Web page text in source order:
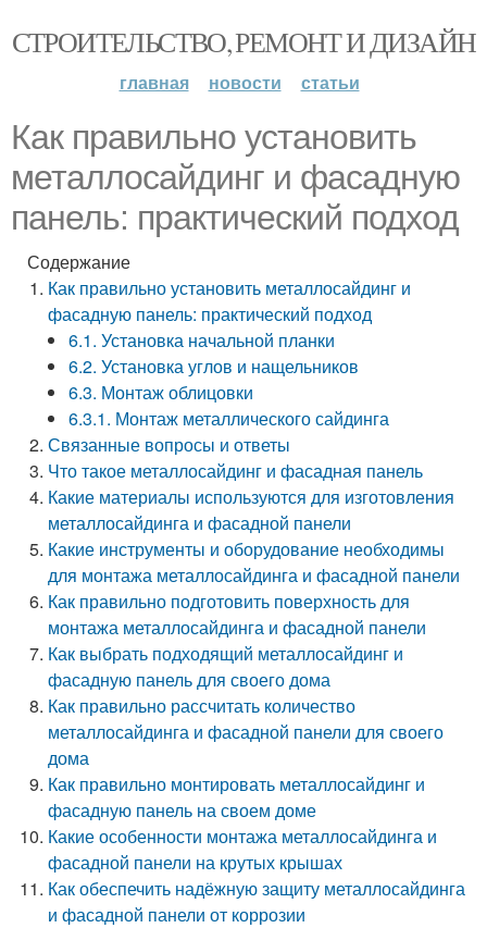
СТРОИТЕЛЬСТВО, РЕМОНТ И ДИЗАЙН
главная новости статьи
Как правильно установить
металлосайдинг и фасадную
панель: практический подход
Содержание
Как правильно установить металлосайдинг и
фасадную панель: практический подход
6.1. Установка начальной планки
6.2. Установка углов и нащельников
6.3. Монтаж облицовки
6.3.1. Монтаж металлического сайдинга
Связанные вопросы и ответы
Что такое металлосайдинг и фасадная панель
Какие материалы используются для изготовления
металлосайдинга и фасадной панели
Какие инструменты и оборудование необходимы
для монтажа металлосайдинга и фасадной панели
Как правильно подготовить поверхность для
монтажа металлосайдинга и фасадной панели
Как выбрать подходящий металлосайдинг и
фасадную панель для своего дома
Как правильно рассчитать количество
металлосайдинга и фасадной панели для своего
дома
Как правильно монтировать металлосайдинг и
фасадную панель на своем доме
Какие особенности монтажа металлосайдинга и
фасадной панели на крутых крышах
Как обеспечить надёжную защиту металлосайдинга
и фасадной панели от коррозии